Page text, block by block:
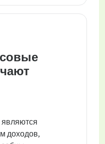
доходов,